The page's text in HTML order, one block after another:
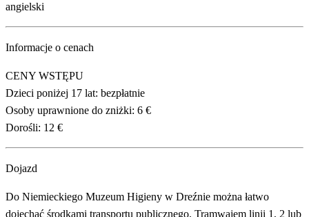
angielski
Informacje o cenach
CENY WSTĘPU
Dzieci poniżej 17 lat: bezpłatnie
Osoby uprawnione do zniżki: 6 €
Dorośli: 12 €
Dojazd
Do Niemieckiego Muzeum Higieny w Dreźnie można łatwo
dojechać środkami transportu publicznego. Tramwajem linii 1, 2 lub